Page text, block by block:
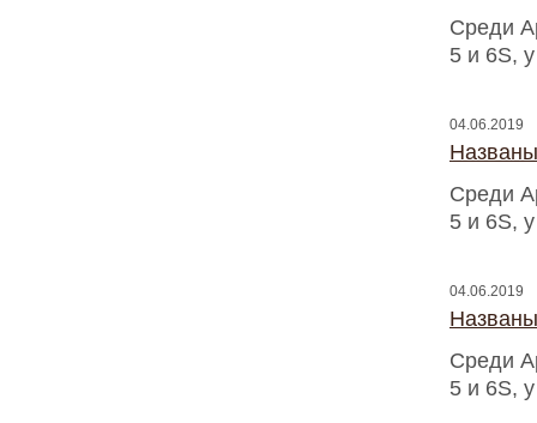
Среди
5 и 6S,
04.06.2019
Среди
5 и 6S,
04.06.2019
Среди
5 и 6S,